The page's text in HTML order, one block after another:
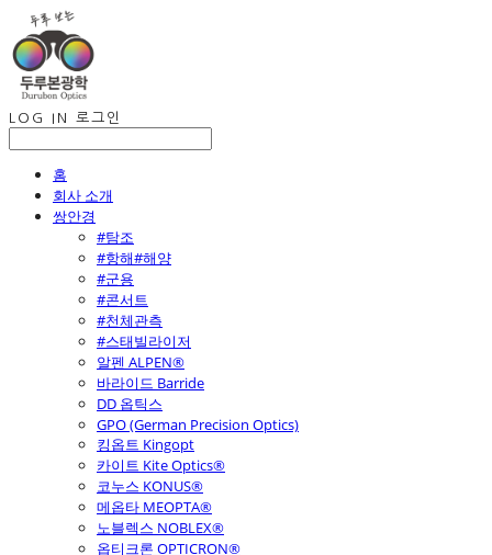
LOG IN 로그인
홈
회사 소개
쌍안경
#탐조
#항해#해양
#군용
#콘서트
#천체관측
#스태빌라이저
알펜 ALPEN®
바라이드 Barride
DD 옵틱스
GPO (German Precision Optics)
킹옵트 Kingopt
카이트 Kite Optics®
코누스 KONUS®
메옵타 MEOPTA®
노블렉스 NOBLEX®
옵티크론 OPTICRON®